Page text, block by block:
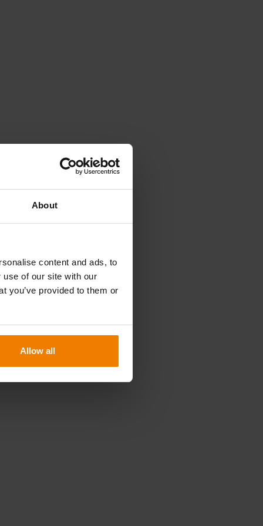
About
content and ads, to
of our site with our
you’ve provided to them or
Allow all